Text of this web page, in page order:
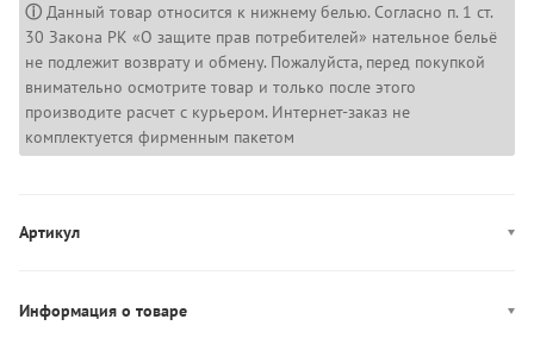
ⓘ Данный товар относится к нижнему белью. Согласно п. 1 ст.
30 Закона РК «О защите прав потребителей» нательное бельё
не подлежит возврату и обмену. Пожалуйста, перед покупкой
внимательно осмотрите товар и только после этого
производите расчет с курьером. Интернет-заказ не
комплектуется фирменным пакетом
Артикул
Информация о товаре